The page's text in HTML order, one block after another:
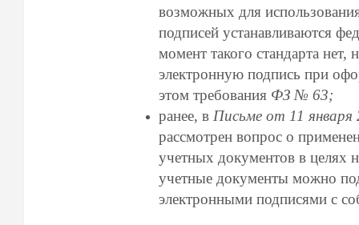
возможных для
подписей устанавливаются
момент такого стандарта
электронную подпись при
этом требования ФЗ № 63;
ранее, в Письме от 11
рассмотрен вопрос о
учетных документов в целях
учетные документы можно
электронными подписями с